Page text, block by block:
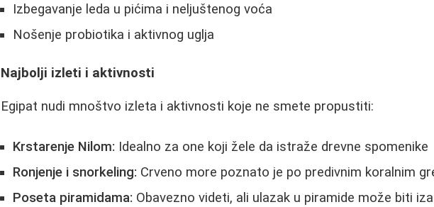
Izbegavanje leda u pićima i neljuštenog voća
Nošenje probiotika i aktivnog uglja
Najbolji izleti i aktivnosti
Egipat nudi mnoštvo izleta i aktivnosti koje ne smete propustiti:
Krstarenje Nilom: Idealno za one koji žele da istraže drevne spomenike
Ronjenje i snorkeling: Crveno more poznato je po predivnim koralnim
Poseta piramidama: Obavezno videti, ali ulazak u piramide može biti